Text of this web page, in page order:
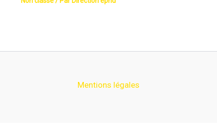
Mentions légales